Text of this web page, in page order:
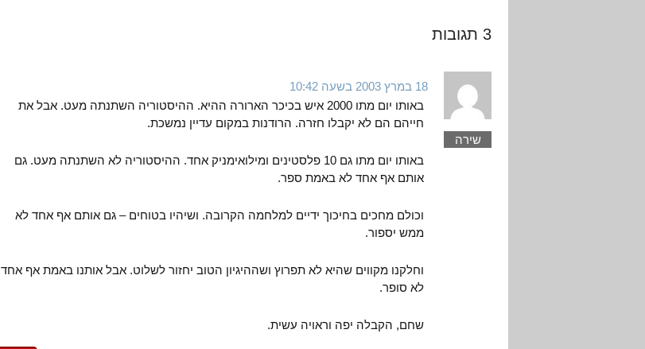
3 תגובות
שירה
18 במרץ 2003 בשעה 10:42
באותו יום מתו 2000 איש בכיכר הארורה ההיא. ההיסטוריה השתנתה מעט. אבל את
חייהם הם לא יקבלו חזרה. הרודנות במקום עדיין נמשכת.
באותו יום מתו גם 10 פלסטינים ומילואימניק אחד. ההיסטוריה לא השתנתה מעט. גם
אותם אף אחד לא באמת ספר.
וכולם מחכים בחיכוך ידיים למלחמה הקרובה. ושיהיו בטוחים – גם אותם אף אחד לא
ממש יספור.
וחלקנו מקווים שהיא לא תפרוץ ושההיגיון הטוב יחזור לשלוט. אבל אותנו באמת אף אחד
לא סופר.
שחם, הקבלה יפה וראויה עשית.